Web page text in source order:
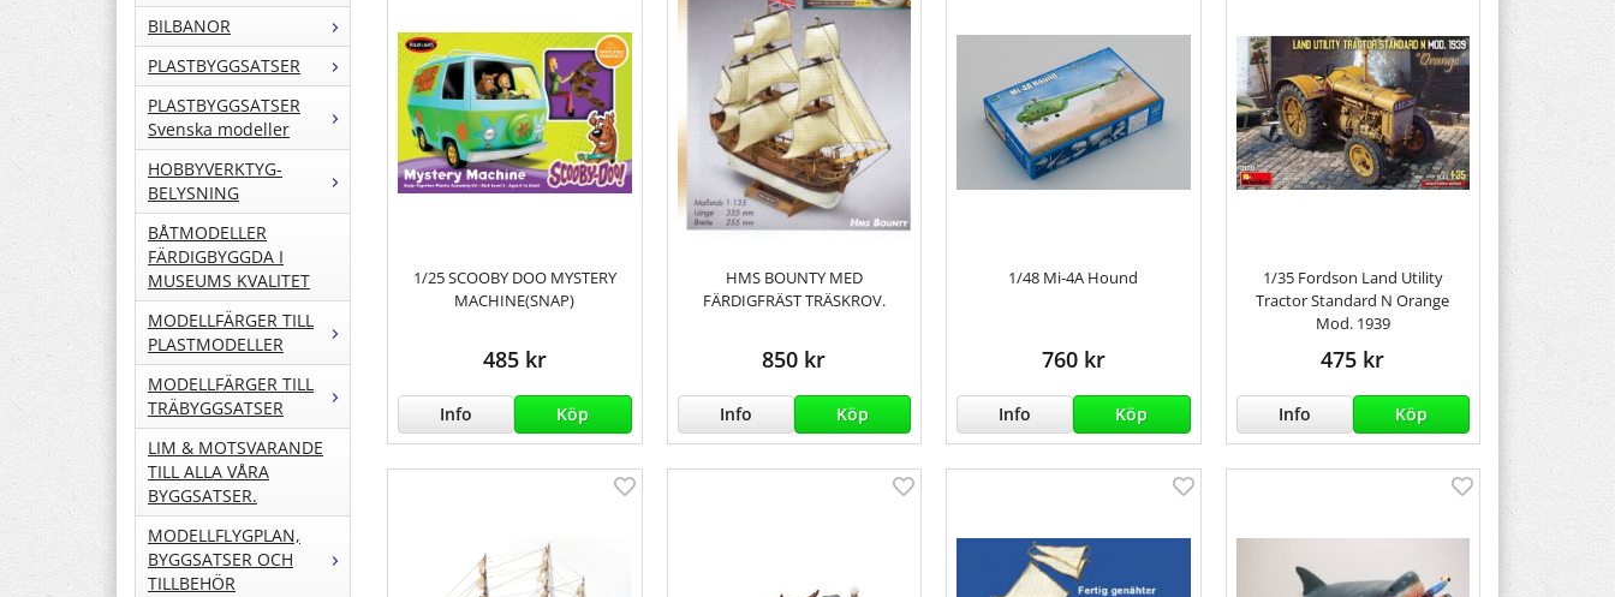
BILBANOR
PLASTBYGGSATSER
PLASTBYGGSATSER
Svenska modeller
HOBBYVERKTYG-
BELYSNING
BÅTMODELLER
FÄRDIGBYGGDA I
MUSEUMS KVALITET
MODELLFÄRGER TILL
PLASTMODELLER
MODELLFÄRGER TILL
TRÄBYGGSATSER
LIM & MOTSVARANDE
TILL ALLA VÅRA
BYGGSATSER.
MODELLFLYGPLAN,
BYGGSATSER OCH
TILLBEHÖR
1/25 SCOOBY DOO MYSTERY
MACHINE(SNAP)
485 kr
Info Köp
HMS BOUNTY MED
FÄRDIGFRÄST TRÄSKROV.
850 kr
Info Köp
1/48 Mi-4A Hound
760 kr
Info Köp
1/35 Fordson Land Utility
Tractor Standard N Orange
Mod. 1939
475 kr
Info Köp